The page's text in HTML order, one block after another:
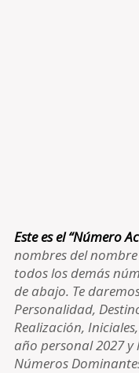
Este es el “Número
nombres del
todos los demás
de abajo. Te
Personalidad,
Realización,
año personal 2027
Números